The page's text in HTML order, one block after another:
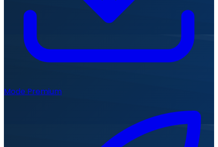
Mode Premium